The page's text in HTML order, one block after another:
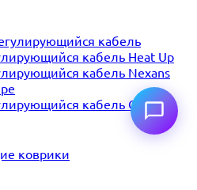
кабель
кабель Heat Up
кабель Nexans
кабель ССТ
коврики